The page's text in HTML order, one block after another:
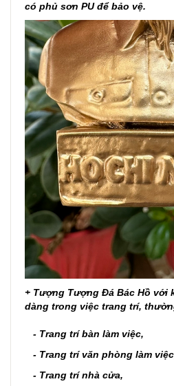
có phủ sơn PU để bảo vệ.
+ Tượng Tượng Đá Bác Hồ với
dàng trong việc trang trí,
- Trang trí bàn làm việc,
- Trang trí văn phòng làm
- Trang trí nhà cửa,